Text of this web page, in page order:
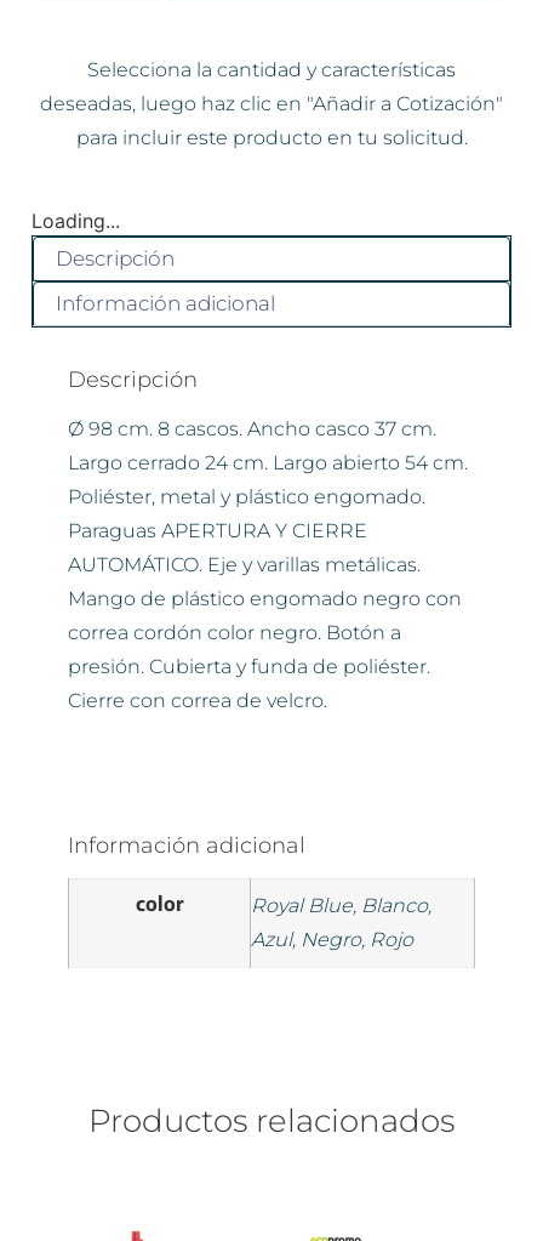
Selecciona la cantidad y características
deseadas, luego haz clic en "Añadir a Cotización"
para incluir este producto en tu solicitud.
Loading...
Descripción
Información adicional
Descripción
Ø 98 cm. 8 cascos. Ancho casco 37 cm.
Largo cerrado 24 cm. Largo abierto 54 cm.
Poliéster, metal y plástico engomado.
Paraguas APERTURA Y CIERRE
AUTOMÁTICO. Eje y varillas metálicas.
Mango de plástico engomado negro con
correa cordón color negro. Botón a
presión. Cubierta y funda de poliéster.
Cierre con correa de velcro.
Información adicional
color
Royal Blue, Blanco,
Azul, Negro, Rojo
Productos relacionados